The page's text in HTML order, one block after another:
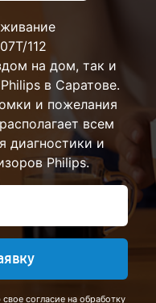
112
на дом, так и
в Саратове.
и пожелания
всем
диагностики и
Philips.
согласие на обработку